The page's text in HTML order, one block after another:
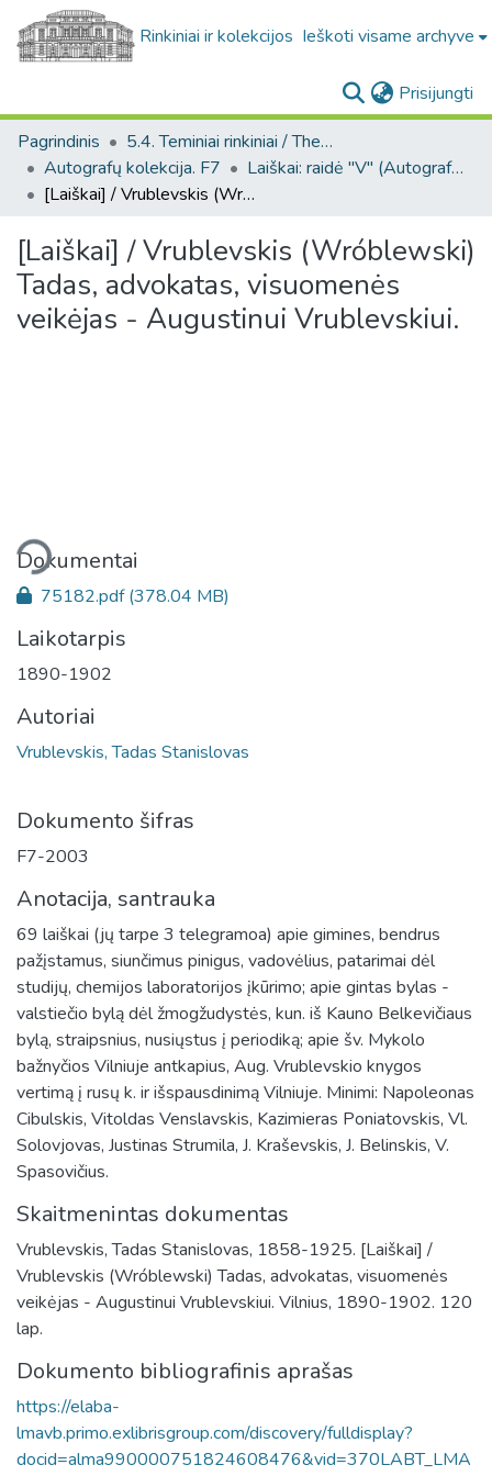
Rinkiniai ir kolekcijos Ieškoti visame archyve
Prisijungti
Pagrindinis
5.4. Teminiai rinkiniai / Thematic collections
Autografų kolekcija. F7
Laiškai: raidė "V" (Autografų kolekcija. F7)
[Laiškai] / Vrublevskis (Wróblewski) Tadas, advokatas, visuomenės veikėjas - Augustinui Vrublevskiui.
[Laiškai] / Vrublevskis (Wróblewski)
Tadas, advokatas, visuomenės
veikėjas - Augustinui Vrublevskiui.
Dokumentai
75182.pdf(378.04 MB)
Laikotarpis
1890-1902
Autoriai
Vrublevskis, Tadas Stanislovas
Dokumento šifras
F7-2003
Anotacija, santrauka
69 laiškai (jų tarpe 3 telegramoa) apie gimines, bendrus
pažįstamus, siunčimus pinigus, vadovėlius, patarimai dėl
studijų, chemijos laboratorijos įkūrimo; apie gintas bylas -
valstiečio bylą dėl žmogžudystės, kun. iš Kauno Belkevičiaus
bylą, straipsnius, nusiųstus į periodiką; apie šv. Mykolo
bažnyčios Vilniuje antkapius, Aug. Vrublevskio knygos
vertimą į rusų k. ir išspausdinimą Vilniuje. Minimi: Napoleonas
Cibulskis, Vitoldas Venslavskis, Kazimieras Poniatovskis, Vl.
Solovjovas, Justinas Strumila, J. Kraševskis, J. Belinskis, V.
Spasovičius.
Skaitmenintas dokumentas
Vrublevskis, Tadas Stanislovas, 1858-1925. [Laiškai] /
Vrublevskis (Wróblewski) Tadas, advokatas, visuomenės
veikėjas - Augustinui Vrublevskiui. Vilnius, 1890-1902. 120
lap.
Dokumento bibliografinis aprašas
https://elaba-
lmavb.primo.exlibrisgroup.com/discovery/fulldisplay?
docid=alma990000751824608476&vid=370LABT_LMA